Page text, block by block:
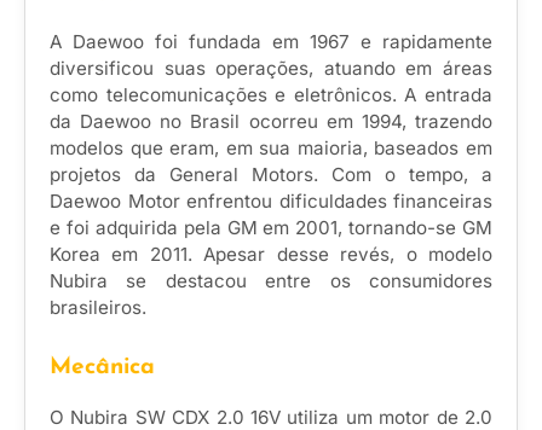
A Daewoo foi fundada em 1967 e rapidamente
diversificou suas operações, atuando em áreas
como telecomunicações e eletrônicos. A entrada
da Daewoo no Brasil ocorreu em 1994, trazendo
modelos que eram, em sua maioria, baseados em
projetos da General Motors. Com o tempo, a
Daewoo Motor enfrentou dificuldades financeiras
e foi adquirida pela GM em 2001, tornando-se GM
Korea em 2011. Apesar desse revés, o modelo
Nubira se destacou entre os consumidores
brasileiros.
Mecânica
O Nubira SW CDX 2.0 16V utiliza um motor de 2.0